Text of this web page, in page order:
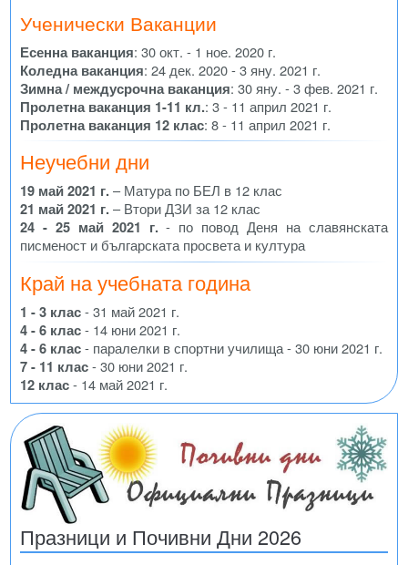
Ученически Ваканции
Есенна ваканция: 30 окт. - 1 ное. 2020 г.
Коледна ваканция: 24 дек. 2020 - 3 яну. 2021 г.
Зимна / междусрочна ваканция: 30 яну. - 3 фев. 2021 г.
Пролетна ваканция 1-11 кл.: 3 - 11 април 2021 г.
Пролетна ваканция 12 клас: 8 - 11 април 2021 г.
Неучебни дни
19 май 2021 г.– Матура по БЕЛ в 12 клас
21 май 2021 г.– Втори ДЗИ за 12 клас
24 - 25 май 2021 г.- по повод Деня на славянската
писменост и българската просвета и култура
Край на учебната година
1 - 3 клас- 31 май 2021 г.
4 - 6 клас- 14 юни 2021 г.
4 - 6 клас- паралелки в спортни училища - 30 юни 2021 г.
7 - 11 клас- 30 юни 2021 г.
12 клас- 14 май 2021 г.
Празници и Почивни Дни 2026